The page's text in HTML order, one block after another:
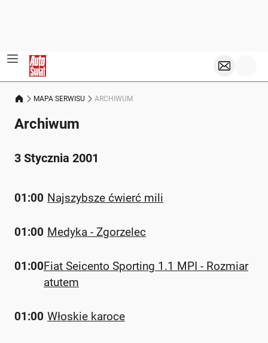
MAPA SERWISU ARCHIWUM
Archiwum
3 Stycznia 2001
01:00 Najszybsze ćwierć mili
01:00 Medyka - Zgorzelec
01:00Fiat Seicento Sporting 1.1 MPI - Rozmiar
atutem
01:00 Włoskie karoce